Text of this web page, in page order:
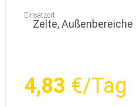
Einsatzort
Zelte, Außenbereiche
4,83 €/Tag